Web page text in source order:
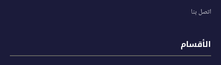
اتصل بنا
الأقسام